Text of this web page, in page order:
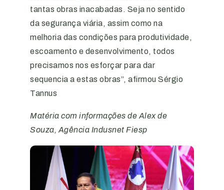
tantas obras inacabadas. Seja no sentido
da segurança viária, assim como na
melhoria das condições para produtividade,
escoamento e desenvolvimento, todos
precisamos nos esforçar para dar
sequencia a estas obras”, afirmou Sérgio
Tannus
Matéria com informações de Alex de
Souza, Agência Indusnet Fiesp